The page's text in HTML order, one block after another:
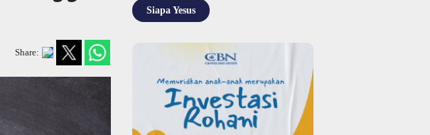
Share:
Siapa Yesus